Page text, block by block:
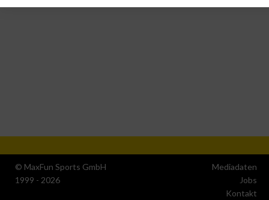
© MaxFun Sports GmbH
1999 - 2026
Mediadaten
Jobs
Kontakt
Speichern von oder Zugriff auf Informationen auf einem
Erstellung von Profilen zur Personalisierung von Inhalten
Verwendung von Profilen zur Auswahl personalisierter Inhalte